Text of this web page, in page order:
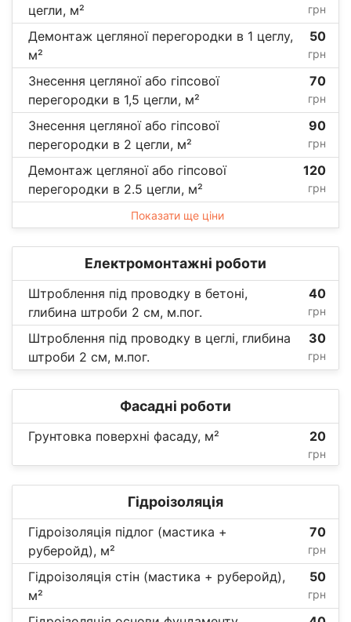
цегли, м²
грн
Демонтаж цегляної перегородки в 1 цеглу,
м²
50
грн
Знесення цегляної або гіпсової
перегородки в 1,5 цегли, м²
70
грн
Знесення цегляної або гіпсової
перегородки в 2 цегли, м²
90
грн
Демонтаж цегляної або гіпсової
перегородки в 2.5 цегли, м²
120
грн
Показати ще ціни
Електромонтажні роботи
Штроблення під проводку в бетоні,
глибина штроби 2 см, м.пог.
40
грн
Штроблення під проводку в цеглі, глибина
штроби 2 см, м.пог.
30
грн
Фасадні роботи
Грунтовка поверхні фасаду, м² 20
грн
Гідроізоляція
Гідроізоляція підлог (мастика +
руберойд), м²
70
грн
Гідроізоляція стін (мастика + руберойд),
м²
50
грн